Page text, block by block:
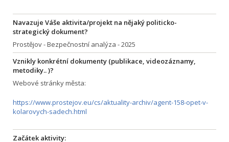
Navazuje Váše aktivita/projekt na nějaký politicko-
strategický dokument?
Prostějov - Bezpečnostní analýza - 2025
Vznikly konkrétní dokumenty (publikace, videozáznamy,
metodiky.. )?
Webové stránky města:
https://www.prostejov.eu/cs/aktuality-archiv/agent-158-opet-v-
kolarovych-sadech.html
Začátek aktivity: